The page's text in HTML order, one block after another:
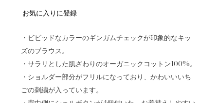
お気に入りに登録
・ビビッドなカラーのギンガムチェックが印象的なキッ
ズのブラウス。
・サラリとした肌ざわりのオーガニックコットン100%。
・ショルダー部分がフリルになっており、かわいいいち
ごの刺繍が入っています。